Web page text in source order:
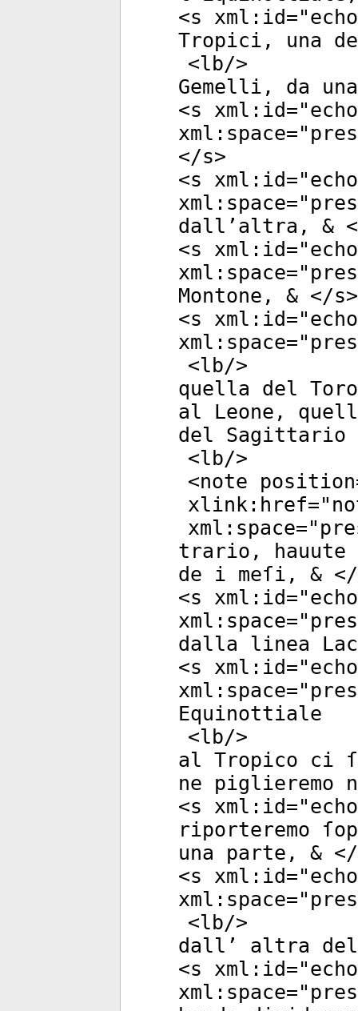
<s xml:id="
Tropici, una
<lb/>
Gemelli, da
<s xml:id="
xml:space="
</s>
<s xml:id="
xml:space="
dall’altra, &
<s xml:id="
xml:space="
Montone, & </s>
<s xml:id="
xml:space="
<lb/>
quella del
al Leone,
del Sagittario
<lb/>
<note position
xlink:href="
xml:space="
trario,
de i meſi, & </
<s xml:id="
xml:space="
dalla linea
<s xml:id="
xml:space="
Equinottiale
<lb/>
al Tropico ci
ne piglieremo
<s xml:id="
riporteremo
una parte, & </
<s xml:id="
xml:space="
<lb/>
dall’ altra
<s xml:id="
xml:space="